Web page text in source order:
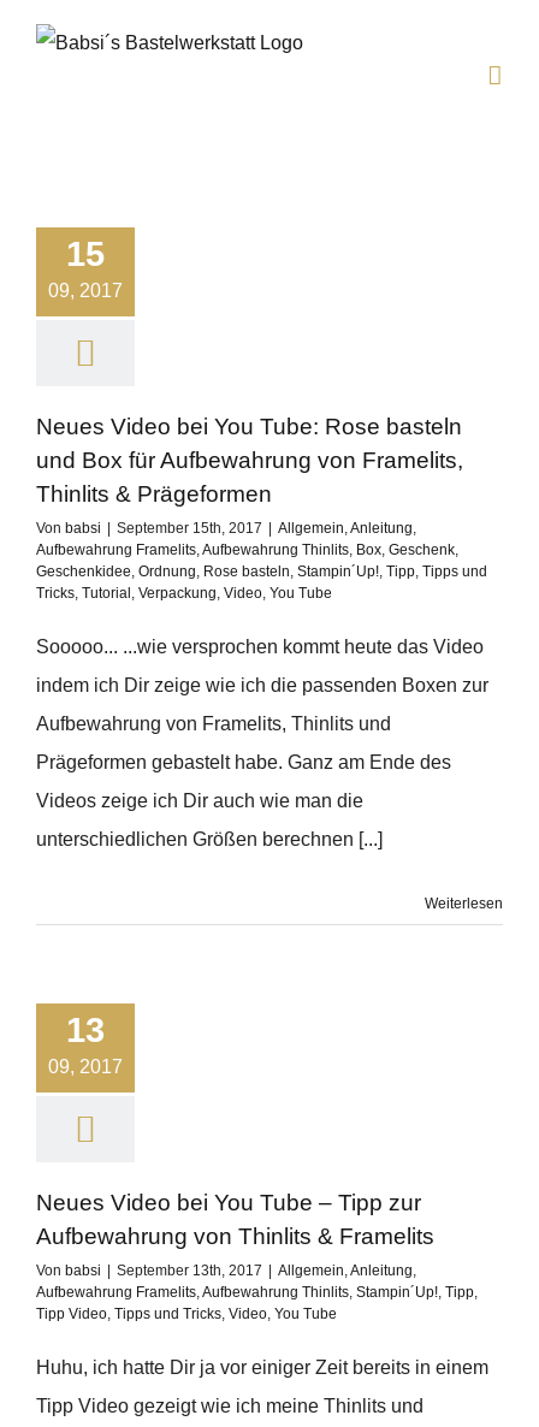
15
09, 2017
Neues Video bei You Tube: Rose basteln
und Box für Aufbewahrung von Framelits,
Thinlits & Prägeformen
Von babsi September 15th, 2017 Allgemein,Anleitung,
Aufbewahrung Framelits,Aufbewahrung Thinlits, Box, Geschenk,
Geschenkidee, Ordnung, Rose basteln, Stampin´Up!, Tipp, Tipps und
Tricks, Tutorial , Verpackung, Video, You Tube
Sooooo... ...wie versprochen kommt heute das Video
indem ich Dir zeige wie ich die passenden Boxen zur
Aufbewahrung von Framelits, Thinlits und
Prägeformen gebastelt habe. Ganz am Ende des
Videos zeige ich Dir auch wie man die
unterschiedlichen Größen berechnen [...]
Weiterlesen
13
09, 2017
Neues Video bei You Tube – Tipp zur
Aufbewahrung von Thinlits & Framelits
Von babsi September 13th, 2017 Allgemein,Anleitung,
Aufbewahrung Framelits,Aufbewahrung Thinlits, Stampin´Up!, Tipp,
Tipp Video, Tipps und Tricks, Video, You Tube
Huhu, ich hatte Dir ja vor einiger Zeit bereits in einem
Tipp Video gezeigt wie ich meine Thinlits und